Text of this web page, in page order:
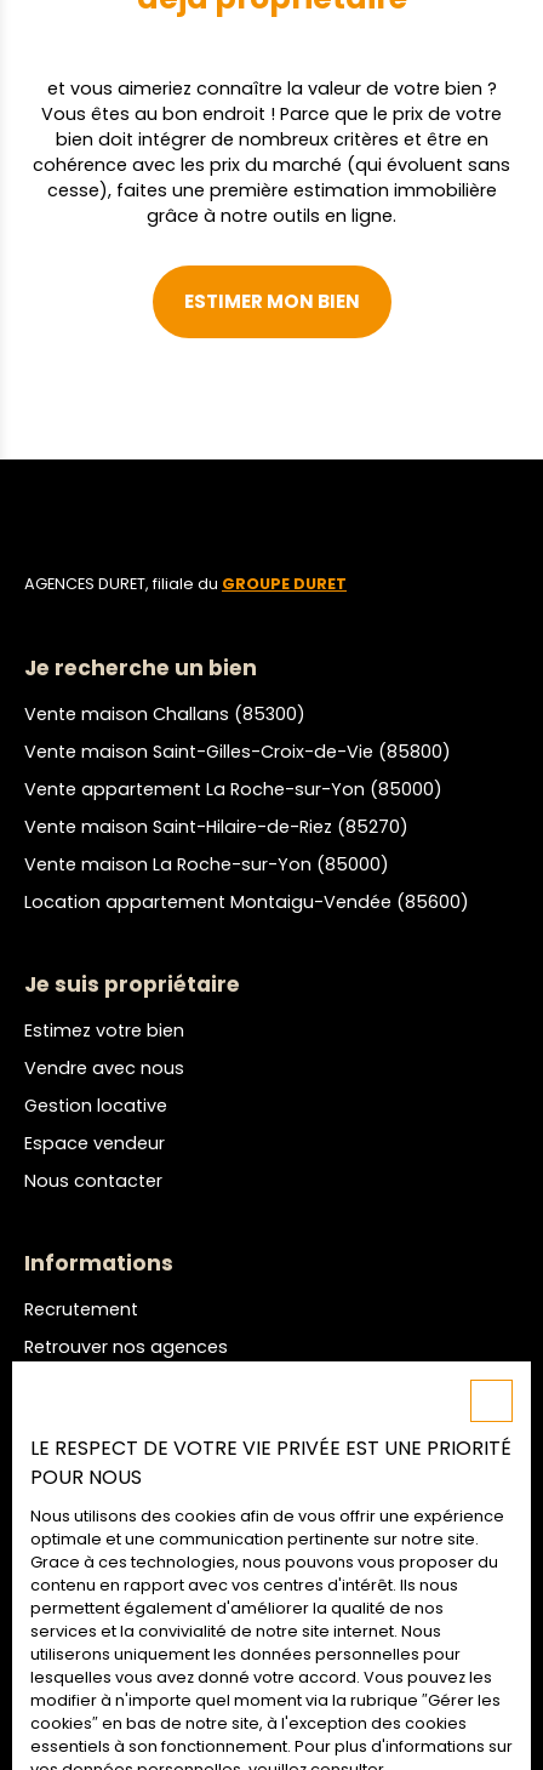
et vous aimeriez connaître la valeur de votre bien ?
Vous êtes au bon endroit ! Parce que le prix de votre
bien doit intégrer de nombreux critères et être en
cohérence avec les prix du marché (qui évoluent sans
cesse), faites une première estimation immobilière
grâce à notre outils en ligne.
ESTIMER MON BIEN
AGENCES DURET, filiale du GROUPE DURET
Je recherche un bien
Vente maison Challans (85300)
Vente maison Saint-Gilles-Croix-de-Vie (85800)
Vente appartement La Roche-sur-Yon (85000)
Vente maison Saint-Hilaire-de-Riez (85270)
Vente maison La Roche-sur-Yon (85000)
Location appartement Montaigu-Vendée (85600)
Je suis propriétaire
Estimez votre bien
Vendre avec nous
Gestion locative
Espace vendeur
Nous contacter
Informations
Recrutement
Retrouver nos agences
Politique de confidentialité
Gérer les cookies
Propulsé par
02 52 09 72 74
LE RESPECT DE VOTRE VIE PRIVÉE EST UNE PRIORITÉ
POUR NOUS
Nous utilisons des cookies afin de vous offrir une expérience
optimale et une communication pertinente sur notre site.
Grace à ces technologies, nous pouvons vous proposer du
contenu en rapport avec vos centres d'intérêt. Ils nous
permettent également d'améliorer la qualité de nos
services et la convivialité de notre site internet. Nous
utiliserons uniquement les données personnelles pour
lesquelles vous avez donné votre accord. Vous pouvez les
modifier à n'importe quel moment via la rubrique ″Gérer les
cookies″ en bas de notre site, à l'exception des cookies
essentiels à son fonctionnement. Pour plus d'informations sur